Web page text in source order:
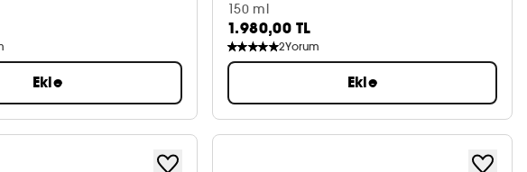
Ekle
150 ml
1.980,00 TL
2Yorum
Ekle